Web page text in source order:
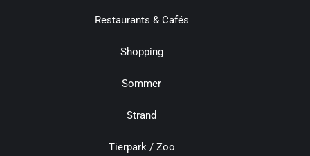
Restaurants & Cafés
Shopping
Sommer
Strand
Tierpark / Zoo